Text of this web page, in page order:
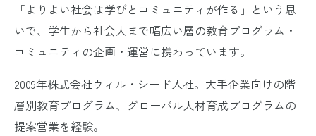
「よりよい社会は学びとコミュニティが作る」という思
いで、学生から社会人まで幅広い層の教育プログラム・
コミュニティの企画・運営に携わっています。
2009年株式会社ウィル・シード入社。大手企業向けの階
層別教育プログラム、グローバル人材育成プログラムの
提案営業を経験。